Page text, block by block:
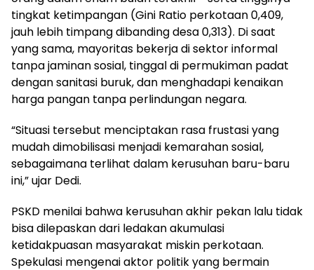
tingkat ketimpangan (Gini Ratio perkotaan 0,409,
jauh lebih timpang dibanding desa 0,313). Di saat
yang sama, mayoritas bekerja di sektor informal
tanpa jaminan sosial, tinggal di permukiman padat
dengan sanitasi buruk, dan menghadapi kenaikan
harga pangan tanpa perlindungan negara.
“Situasi tersebut menciptakan rasa frustasi yang
mudah dimobilisasi menjadi kemarahan sosial,
sebagaimana terlihat dalam kerusuhan baru-baru
ini,” ujar Dedi.
PSKD menilai bahwa kerusuhan akhir pekan lalu tidak
bisa dilepaskan dari ledakan akumulasi
ketidakpuasan masyarakat miskin perkotaan.
Spekulasi mengenai aktor politik yang bermain